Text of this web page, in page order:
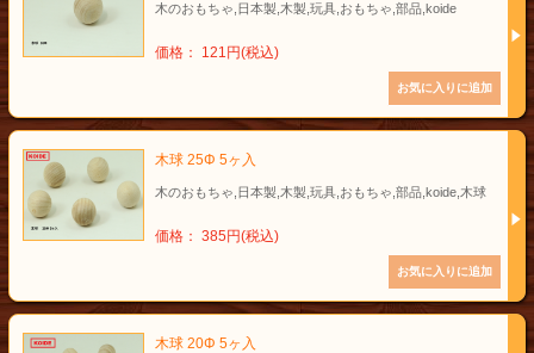
木のおもちゃ,日本製,木製,玩具,おもちゃ,部品,koide
価格： 121円(税込)
木球 25Φ 5ヶ入
木のおもちゃ,日本製,木製,玩具,おもちゃ,部品,koide,木球
価格： 385円(税込)
木球 20Φ 5ヶ入